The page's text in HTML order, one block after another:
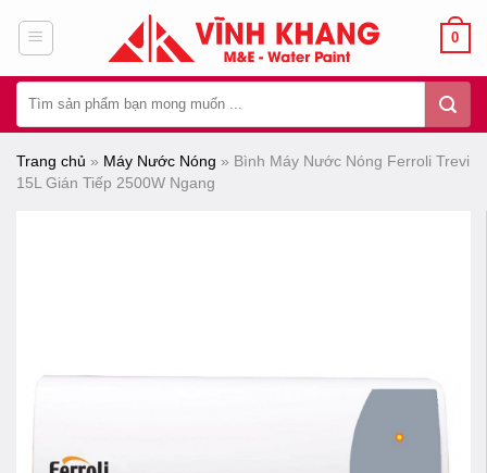
dung
0
kiếm:
Trang chủ » Máy Nước Nóng » Bình Máy Nước Nóng Ferroli Trevi
15L Gián Tiếp 2500W Ngang